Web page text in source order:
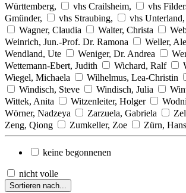
Württemberg,
vhs Crailsheim, vhs
Gmünder,
vhs Straubing, vhs Unterland,
Wagner, Claudia
Walter, Christa
Weinrich, Jun.-Prof. Dr. Ramona
Weller,
Wendland, Ute
Weniger, Dr. Andrea
Wettemann-Ebert, Judith
Wichard, Ralf
Wiegel, Michaela
Wilhelmus, Lea-Christin
Windisch, Steve
Windisch, Julia
Wittek, Anita
Witzenleiter, Holger
Wörner, Nadzeya
Zarzuela, Gabriela
Zeng, Qiong
Zumkeller, Zoe Zürn, Hans
keine begonnenen
nicht volle
Sortieren nach...